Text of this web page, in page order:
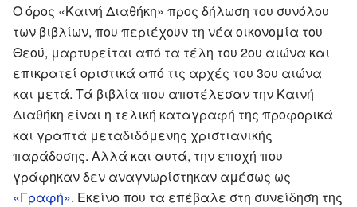
Ο όρος «Καινή Διαθήκη» προς δήλωση του συνόλου
των βιβλίων, που περιέχουν τη νέα οικονομία του
Θεού, μαρτυρείται από τα τέλη του 2ου αιώνα και
επικρατεί οριστικά από τις αρχές του 3ου αιώνα
και μετά. Τά βιβλία που αποτέλεσαν την Καινή
Διαθήκη είναι η τελική καταγραφή της προφορικά
και γραπτά μεταδιδόμενης χριστιανικής
παράδοσης. Αλλά και αυτά, την εποχή που
γράφηκαν δεν αναγνωρίστηκαν αμέσως ως
«Γραφή». Εκείνο που τα επέβαλε στη συνείδηση της